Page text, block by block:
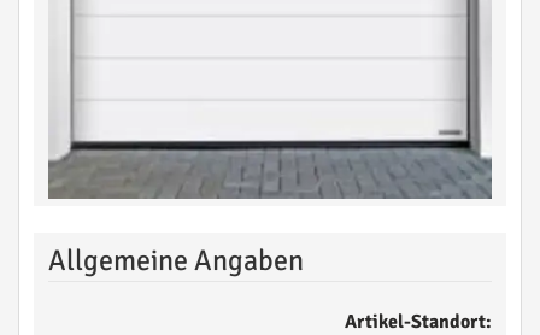
Allgemeine Angaben
Artikel-Standort: